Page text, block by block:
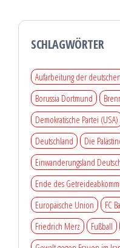
SCHLAGWÖRTER
Aufarbeitung der
Borussia Dortmund
Demokratische Partei (USA)
Deutschland
Die
Einwanderungsland
Ende des
Europäische Union
FC
Friedrich Merz
Fußball